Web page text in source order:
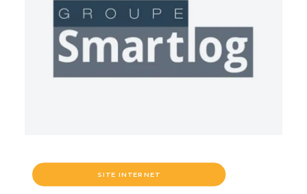
SITE INTERNET